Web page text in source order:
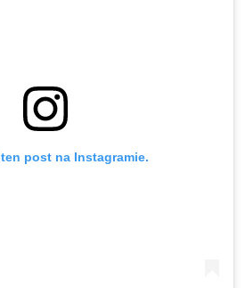
post na Instagramie.